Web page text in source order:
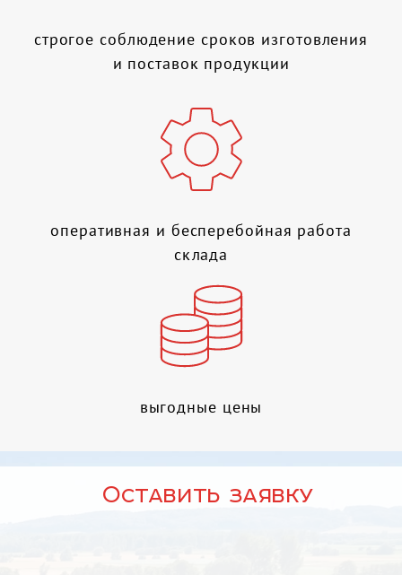
строгое соблюдение сроков изготовления
и поставок продукции
оперативная и бесперебойная работа
склада
выгодные цены
Оставить заявку